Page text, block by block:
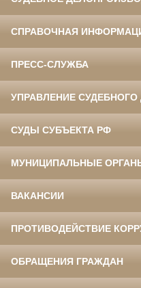
СПРАВОЧНАЯ
ПРЕСС-СЛУЖБА
УПРАВЛЕНИЕ
СУДЫ СУБЪЕКТА РФ
МУНИЦИПАЛЬНЫЕ
ВАКАНСИИ
ПРОТИВОДЕЙСТВИЕ
ОБРАЩЕНИЯ ГРАЖДАН